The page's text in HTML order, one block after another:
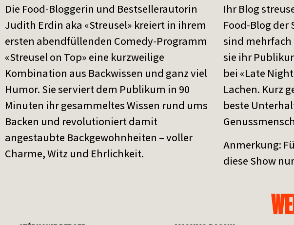
Die Food-Bloggerin und Bestsellerautorin
Judith Erdin aka «Streusel» kreiert in ihrem
ersten abendfüllenden Comedy-Programm
«Streusel on Top» eine kurzweilige
Kombination aus Backwissen und ganz viel
Humor. Sie serviert dem Publikum in 90
Minuten ihr gesammeltes Wissen rund ums
Backen und revolutioniert damit
angestaubte Backgewohnheiten – voller
Charme, Witz und Ehrlichkeit.
Ihr Blog
Food-Blog der
sind
sie ihr
bei «Late
Lachen. Kurz
beste
Anmerkung:
diese Show